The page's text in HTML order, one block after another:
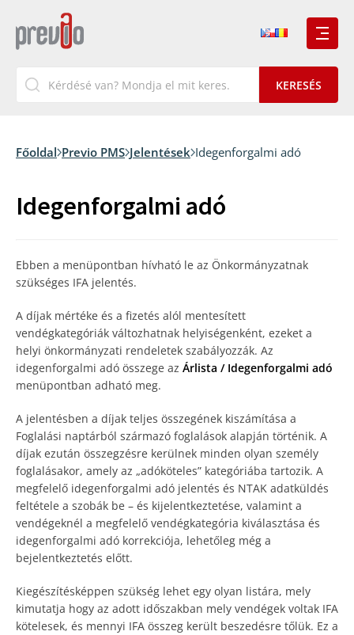
Főoldal Previo PMS Jelentések Idegenforgalmi adó
Idegenforgalmi adó
Ebben a menüpontban hívható le az Önkormányzatnak
szükséges IFA jelentés.
A díjak mértéke és a fizetés alól mentesített
vendégkategóriák változhatnak helyiségenként, ezeket a
helyi önkormányzati rendeletek szabályozzák. Az
idegenforgalmi adó összege az Árlista / Idegenforgalmi adó
menüpontban adható meg.
A jelentésben a díjak teljes összegének kiszámítása a
Foglalási naptárból származó foglalások alapján történik. A
díjak ezután összegzésre kerülnek minden olyan személy
foglalásakor, amely az „adóköteles” kategóriába tartozik. A
megfelelő idegenforgalmi adó jelentés és NTAK adatküldés
feltétele a szobák be – és kijelentkeztetése, valamint a
vendégeknél a megfelelő vendégkategória kiválasztása és
idegenforgalmi adó korrekciója, lehetőleg még a
bejelentkeztetés előtt.
Kiegészítésképpen szükség lehet egy olyan listára, mely
kimutatja hogy az adott időszakban mely vendégek voltak IFA
kötelesek, és mennyi IFA összeg került beszedésre tőlük. Ez a